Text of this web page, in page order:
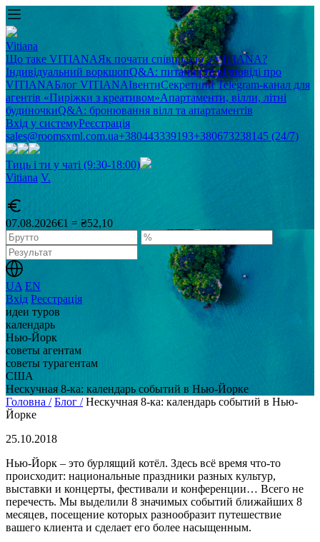
Vitiana
Що таке VITIANAЯк почати співпрацю з VITIANA?
Індивідуальний воркшопQ&A: питання та відповіді про
VITIANAБлог VITIANAІвентиСекретний Telegram-канал для
агентів «Пиріжки з креативом»Апартаменти, вілли, літні
будиночкиQ&A: бронювання вілл та апартаментів
Вхід у системуРеєстрація
sales@roomsxml.com.ua+380443339193+380673238145 (24/7)
Тиць і ти у чаті (9:30-18:00)
Vitiana V.
07.08.2026€1 = ₴52,10
UA EN
Вхід Реєстрація
идеи туров
календарь
Нью-Йорк
советы агентам
советы турагентам
США
Нескучная 8-ка: календарь событий в Нью-Йорке
Головна / Блог / Нескучная 8-ка: календарь событий в Нью-
Йорке
25.10.2018
Нью-Йорк – это бурлящий котёл. Здесь всё время что-то
происходит: национальные праздники разных культур,
выставки и концерты, фестивали и конференции… Всего не
перечесть. Мы выделили 8 значимых событий ближайших 8
месяцев, посещение которых разнообразит путешествие
вашего клиента и сделает его более насыщенным.